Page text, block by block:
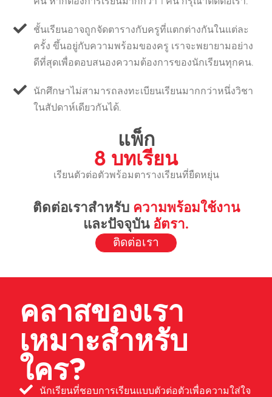
ชั้นเรียนอาจถูกจัดตารางกับครูที่แตกต่างกันในแต่ละ
ครั้ง ขึ้นอยู่กับความพร้อมของครู เราจะพยายามอย่าง
ดีที่สุดเพื่อตอบสนองความต้องการของนักเรียนทุกคน.
นักศึกษาไม่สามารถลงทะเบียนเรียนมากกว่าหนึ่งวิชา
ในสัปดาห์เดียวกันได้.
แพ็ก
8 บทเรียน
เรียนตัวต่อตัวพร้อมตารางเรียนที่ยืดหยุ่น
ติดต่อเราสำหรับ ความพร้อมใช้งาน
และปัจจุบัน อัตรา.
ติดต่อเรา
คลาสของเรา
เหมาะสำหรับ
ใคร?
นักเรียนที่ชอบการเรียนแบบตัวต่อตัวเพื่อความใส่ใจ